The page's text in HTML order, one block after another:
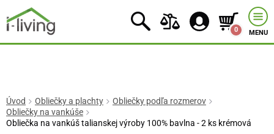
0 MENU
Úvod Obliečky a plachty
Obliečky podľa rozmerov
Obliečky na vankúše
Obliečka na vankúš talianskej výroby 100% bavlna - 2 ks krémová